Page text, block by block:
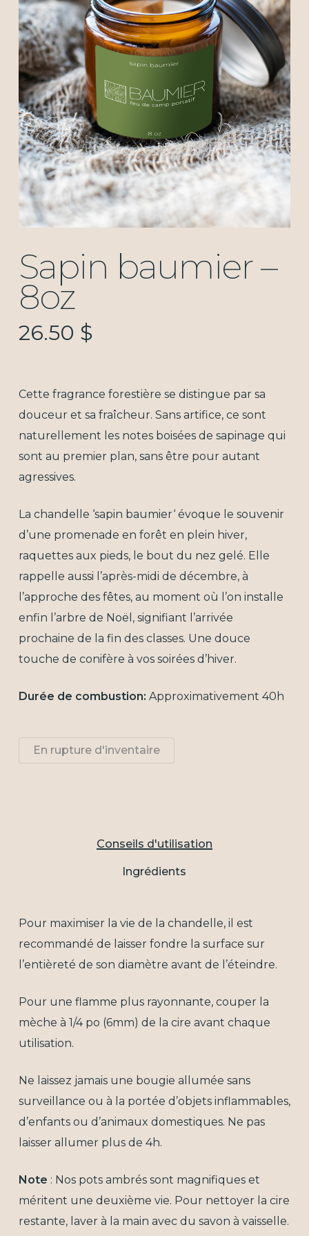
Sapin baumier –
8oz
26.50 $
Cette fragrance forestière se distingue par sa
douceur et sa fraîcheur. Sans artifice, ce sont
naturellement les notes boisées de sapinage qui
sont au premier plan, sans être pour autant
agressives.
La chandelle ‘sapin baumier‘ évoque le souvenir
d’une promenade en forêt en plein hiver,
raquettes aux pieds, le bout du nez gelé. Elle
rappelle aussi l’après-midi de décembre, à
l’approche des fêtes, au moment où l’on installe
enfin l’arbre de Noël, signifiant l’arrivée
prochaine de la fin des classes. Une douce
touche de conifère à vos soirées d’hiver.
Durée de combustion: Approximativement 40h
En rupture d'inventaire
Conseils d'utilisation
Ingrédients
Pour maximiser la vie de la chandelle, il est
recommandé de laisser fondre la surface sur
l’entièreté de son diamètre avant de l’éteindre.
Pour une flamme plus rayonnante, couper la
mèche à 1/4 po (6mm) de la cire avant chaque
utilisation.
Ne laissez jamais une bougie allumée sans
surveillance ou à la portée d’objets inflammables,
d’enfants ou d’animaux domestiques. Ne pas
laisser allumer plus de 4h.
Note : Nos pots ambrés sont magnifiques et
méritent une deuxième vie. Pour nettoyer la cire
restante, laver à la main avec du savon à vaisselle.